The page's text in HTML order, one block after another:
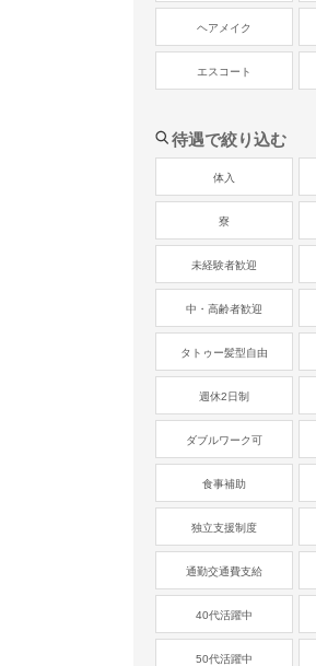
ヘアメイク
エスコート
待遇で絞り込む
体入
寮
未経験者歓迎
中・高齢者歓迎
タトゥー髪型自由
週休2日制
ダブルワーク可
食事補助
独立支援制度
通勤交通費支給
40代活躍中
50代活躍中